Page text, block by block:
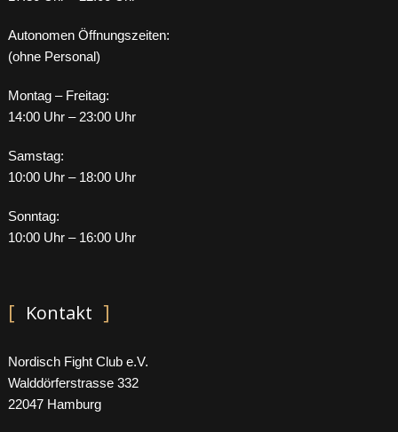
Autonomen Öffnungszeiten:
(ohne Personal)
Montag – Freitag:
14:00 Uhr – 23:00 Uhr
Samstag:
10:00 Uhr – 18:00 Uhr
Sonntag:
10:00 Uhr – 16:00 Uhr
Kontakt
Nordisch Fight Club e.V.
Walddörferstrasse 332
22047 Hamburg